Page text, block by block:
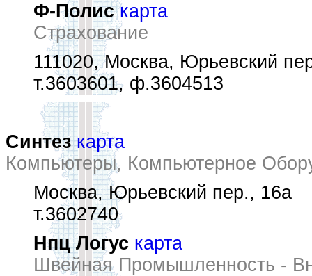
Ф-Полис карта
Страхование
111020, Москва, Юрьевский
т.3603601, ф.3604513
Синтез карта
Компьютеры, Компьютерное
Москва, Юрьевский пер., 16а
т.3602740
Нпц Логус карта
Швейная Промышленность -